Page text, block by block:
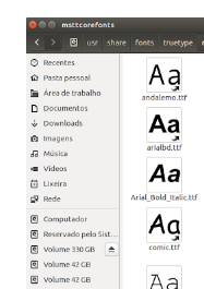
que contém essas
terminal e execute o
mscorefonts-installer
clicando em “Ok”
em “Sim” Pronto
fontes Times New
ocorra algum erro ou
apt-get install --